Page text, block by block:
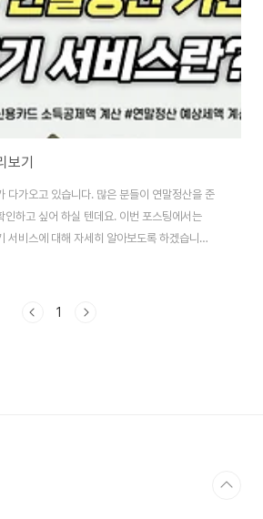
기
가오고 있습니다. 많은 분들이 연말정산을 준
인하고 싶어 하실 텐데요. 이번 포스팅에서는
비스에 대해 자세히 알아보도록 하겠습니
서비스는 근로소득자들이 자신의 예상 세액을
용자는 자신의 소득과 지출 내역을 입력하여 예
1